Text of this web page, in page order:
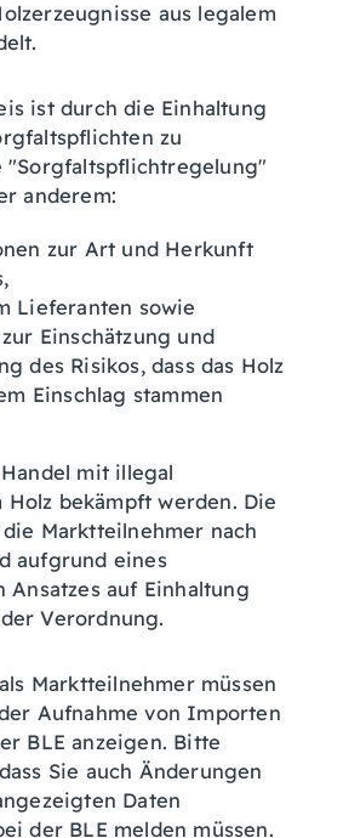
aus legalem
ist durch die Einhaltung
zu
"Sorgfaltspflichtregelung"
anderem:
zur Art und Herkunft
Lieferanten sowie
Einschätzung und
des Risikos, dass das Holz
Einschlag stammen
mit illegal
Holz bekämpft werden. Die
Marktteilnehmer nach
aufgrund eines
Ansatzes auf Einhaltung
Verordnung.
Marktteilnehmer müssen
Aufnahme von Importen
BLE anzeigen. Bitte
Sie auch Änderungen
Daten
der BLE melden müssen.